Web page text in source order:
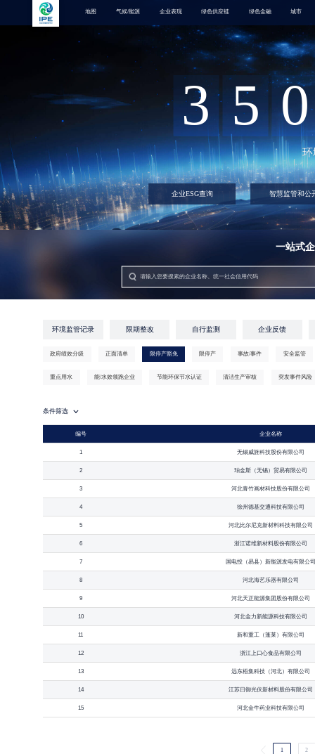
地图 气候/能源 企业表现 绿色供应链 绿色金融 城市
3 5 0
环
企业ESG查询 智慧监管和公
一站式
环境监管记录 限期整改 自行监测 企业反馈
政府绩效分级 正面清单 限停产豁免 限停产 事故/事件 安全监管
重点用水 能/水效领跑企业 节能环保节水认证 清洁生产审核 突发事件风险
条件筛选
编号 企业名称
1 无锡威旌科技股份有限公司
2 珀金斯（无锡）贸易有限公司
3 河北青竹画材科技股份有限公司
4 徐州德基交通科技有限公司
5 河北比尔尼克新材料科技有限公司
6 浙江诺维新材料股份有限公司
7 国电投（易县）新能源发电有限公
8 河北海艺乐器有限公司
9 河北天正能源集团股份有限公司
10 河北金力新能源科技有限公司
11 新和重工（蓬莱）有限公司
12 浙江上口心食品有限公司
13 远东梧集科技（河北）有限公司
14 江苏日御光伏新材料股份有限公司
15 河北金牛药业科技有限公司
1 2